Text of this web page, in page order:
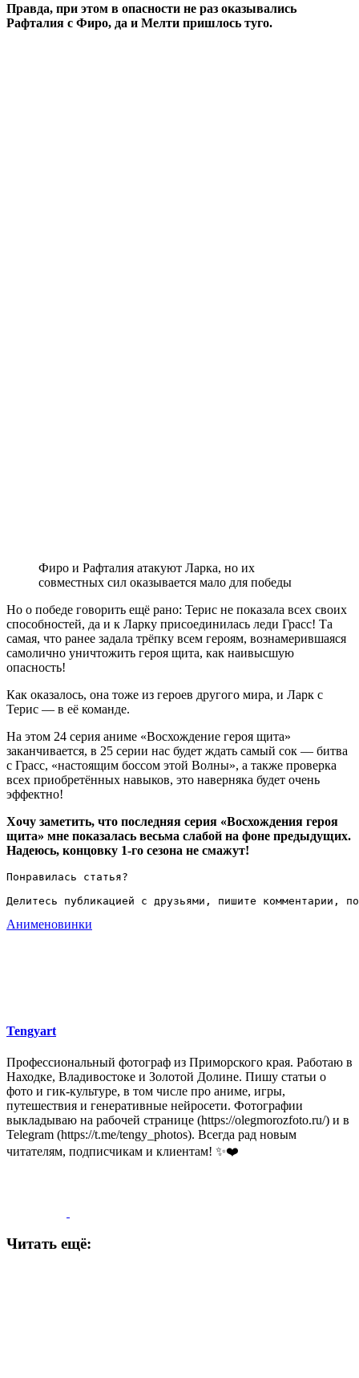
Правда, при этом в опасности не раз оказывались
Рафталия с Фиро, да и Мелти пришлось туго.
Фиро и Рафталия атакуют Ларка, но их
совместных сил оказывается мало для победы
Но о победе говорить ещё рано: Терис не показала всех своих
способностей, да и к Ларку присоединилась леди Грасс! Та
самая, что ранее задала трёпку всем героям, вознамерившаяся
самолично уничтожить героя щита, как наивысшую
опасность!
Как оказалось, она тоже из героев другого мира, и Ларк с
Терис — в её команде.
На этом 24 серия аниме «Восхождение героя щита»
заканчивается, в 25 серии нас будет ждать самый сок — битва
с Грасс, «настоящим боссом этой Волны», а также проверка
всех приобретённых навыков, это наверняка будет очень
эффектно!
Хочу заметить, что последняя серия «Восхождения героя
щита» мне показалась весьма слабой на фоне предыдущих.
Надеюсь, концовку 1-го сезона не смажут!
Понравилась статья?
Делитесь публикацией с друзьями, пишите комментарии,
Анименовинки
Tengyart
Профессиональный фотограф из Приморского края. Работаю в
Находке, Владивостоке и Золотой Долине. Пишу статьи о
фото и гик-культуре, в том числе про аниме, игры,
путешествия и генеративные нейросети. Фотографии
выкладываю на рабочей странице (https://olegmorozfoto.ru/) и в
Telegram (https://t.me/tengy_photos). Всегда рад новым
читателям, подписчикам и клиентам! ✨❤️
Читать ещё: